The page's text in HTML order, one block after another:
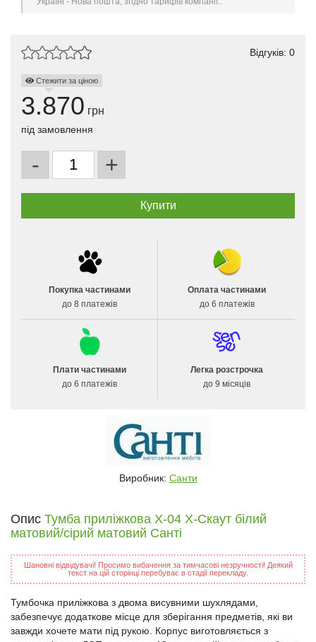
Відгуків: 0
Стежити за ціною
3.870 грн
під замовлення
- +
Покупка частинами
до 8 платежів
Оплата частинами
до 6 платежів
Плати частинами
до 6 платежів
Легка розстрочка
до 9 місяців
Виробник: Санти
Опис Тумба приліжкова Х-04 X-Скаут білий
матовий/сірий матовий Санті
Шановні відвідувачі! Просимо вибачення за тимчасові незручності! Деякий
текст на цій сторінці перебуває в стадії перекладу.
Тумбочка приліжкова з двома висувними шухлядами,
забезпечує додаткове місце для зберігання предметів, які ви
завжди хочете мати під рукою. Корпус виготовляється з